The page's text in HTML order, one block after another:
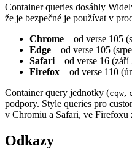
Container queries dosáhly
že je bezpečné je používat v
Chrome – od verse 105
Edge – od verse 105
Safari – od verse 16 (září
Firefox – od verse 110
Container query jednotky (cqw,
podpory. Style queries pro
v Chromiu a Safari, ve Firefoxu
Odkazy